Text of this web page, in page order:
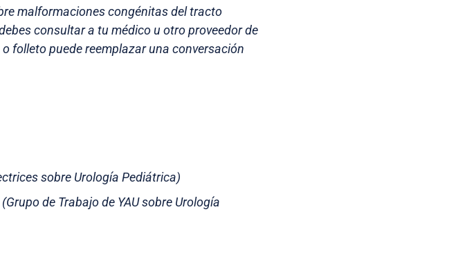
malformaciones congénitas del tracto
consultar a tu médico u otro proveedor de
folleto puede reemplazar una conversación
sobre Urología Pediátrica)
de Trabajo de YAU sobre Urología